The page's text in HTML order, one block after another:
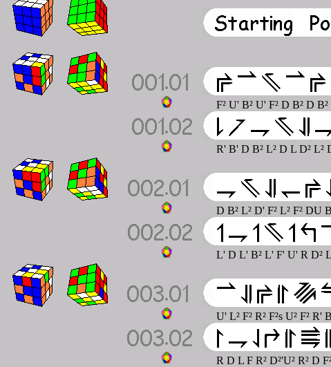
F² U' B² U' F² D B² D
R' B' D B² L² D L D² L²
D B² L² D' F² L² F² DU
L' D L' B² L' F' U' R D²
U' L² F² R² F²s U² F²
R D L F R² D²'U² R² D